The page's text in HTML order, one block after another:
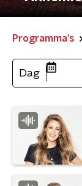
Programma's
Dag